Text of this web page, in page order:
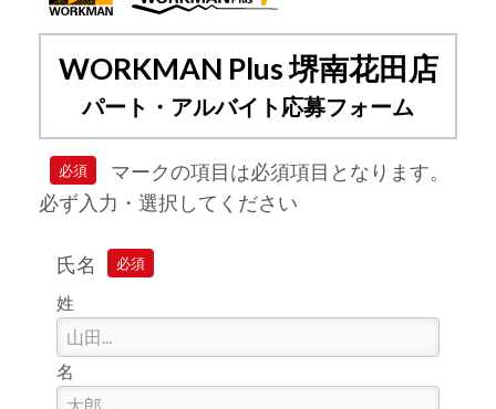
WORKMAN Plus 堺南花田店
パート・アルバイト応募フォーム
必須
マークの項目は必須項目となります。
必ず入力・選択してください
氏名 必須
姓
名